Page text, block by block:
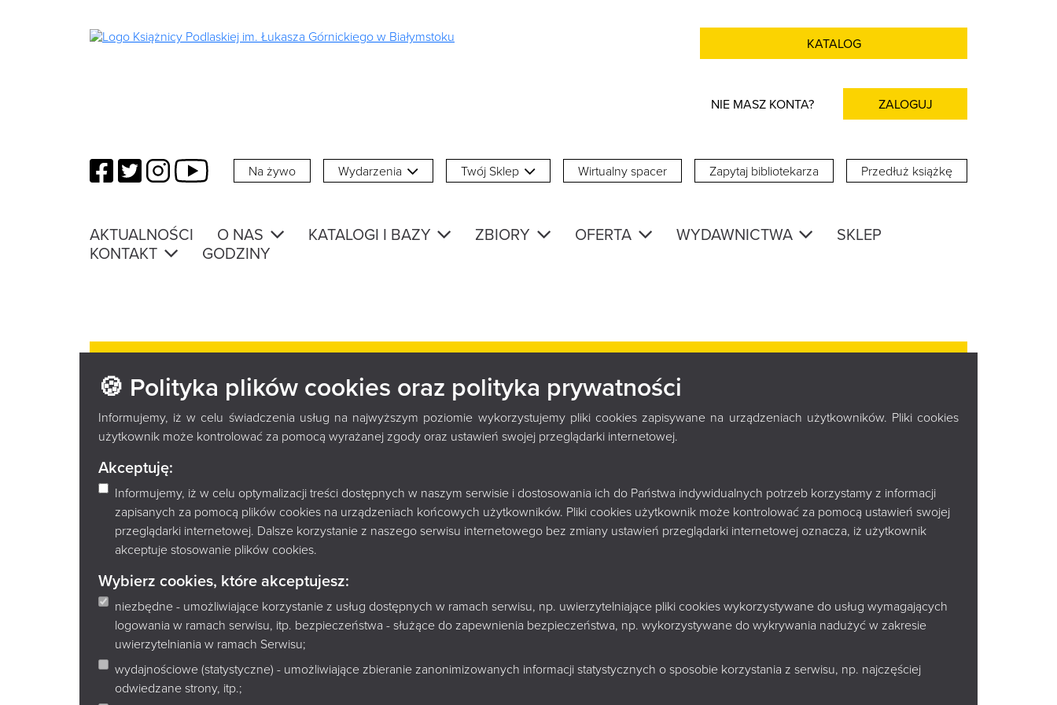
🍪 Polityka plików cookies oraz polityka prywatności
Informujemy, iż w celu świadczenia usług na najwyższym poziomie wykorzystujemy pliki cookies zapisywane na urządzeniach użytkowników. Pliki cookies
użytkownik może kontrolować za pomocą wyrażanej zgody oraz ustawień swojej przeglądarki internetowej.
Akceptuję:
Informujemy, iż w celu optymalizacji treści dostępnych w naszym serwisie i dostosowania ich do Państwa indywidualnych potrzeb korzystamy z informacji
zapisanych za pomocą plików cookies na urządzeniach końcowych użytkowników. Pliki cookies użytkownik może kontrolować za pomocą ustawień swojej
przeglądarki internetowej. Dalsze korzystanie z naszego serwisu internetowego bez zmiany ustawień przeglądarki internetowej oznacza, iż użytkownik
akceptuje stosowanie plików cookies.
Wybierz cookies, które akceptujesz:
niezbędne - umożliwiające korzystanie z usług dostępnych w ramach serwisu, np. uwierzytelniające pliki cookies wykorzystywane do usług wymagających
logowania w ramach serwisu, itp. bezpieczeństwa - służące do zapewnienia bezpieczeństwa, np. wykorzystywane do wykrywania nadużyć w zakresie
uwierzytelniania w ramach Serwisu;
wydajnościowe (statystyczne) - umożliwiające zbieranie zanonimizowanych informacji statystycznych o sposobie korzystania z serwisu, np. najczęściej
odwiedzane strony, itp.;
KATALOG
NIE MASZ KONTA? ZALOGUJ
Facebook
TwitterInstagram
YouTube Na żywo Wydarzenia Twój Sklep Wirtualny spacer Zapytaj bibliotekarza Przedłuż książkę
AKTUALNOŚCI O NAS KATALOGI I BAZY ZBIORY OFERTA WYDAWNICTWA
SKLEP
KONTAKT
GODZINY
NARODOWE CZYTANIE 2026: „DZIADY”
ADAMA MICKIEWICZA
Książnica Podlaska im. Łukasza
Górnickiego w Białymstoku zaprasza do
wspólnego świętowania kolejnej
W 2026 roku spotkamy się wokół jednego z najważniejszych dzieł polskiego romantyzmu –„Dziadów” Adama
Mickiewicza.
To utwór, który od pokoleń porusza wyobraźnię czytelników, stawia pytania o pamięć, wspólnotę, duchowość, winę,
odpowiedzialność i granice między światem żywych a światem umarłych. Mickiewiczowskie „Dziady” wciąż pozostają
1 wrz 2026
5 wrz 2026
KSIĄŻNICA PODLASKA IM.
W BIAŁYMSTOKU